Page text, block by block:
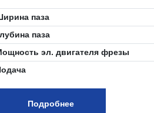
паза
паза
эл. двигателя фрезы
Подробнее